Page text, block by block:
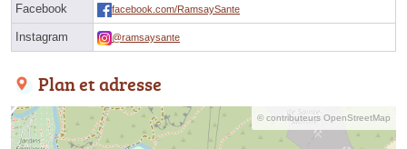
Facebook facebook.com/RamsaySante
Instagram @ramsaysante
Plan et adresse
© contributeurs OpenStreetMap